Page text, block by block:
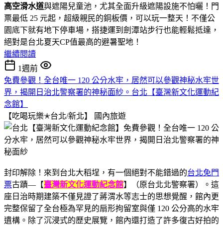
高空滑水道與遮陽兒童池，尤其全面升級遮陽設施不怕曬！門
票最低 25 元起，超級親民的銅板價，可以玩一整天！不僅公
園底下就有地下停車場，搭捷運到劍潭站步行也能輕鬆抵達，
絕對是台北夏天CP值最高的避暑聖地！
繼續閱讀
1週前
免費參觀！全台唯一 120 公分水牢，居然可以參觀神秘水牢世
界，揭開日治北警察署的神秘面紗。台北【臺灣新文化運動紀
念館】
【吃喝玩樂✭台北/新北】
國內旅遊
封印解除！來到台北大稻埕，有一個絕對不能錯過的台北免門
票古蹟—【臺灣新文化運動紀念館】（原台北北警察署）。這
座日治時期建築不僅見證了蔣渭水等志士的思想覺醒，館內更
完整保留了全台極為罕見的扇形拘留室與僅 120 公分高的水牢
遺構。除了沉浸式的歷史展覽，館內還打造了許多復古好拍的